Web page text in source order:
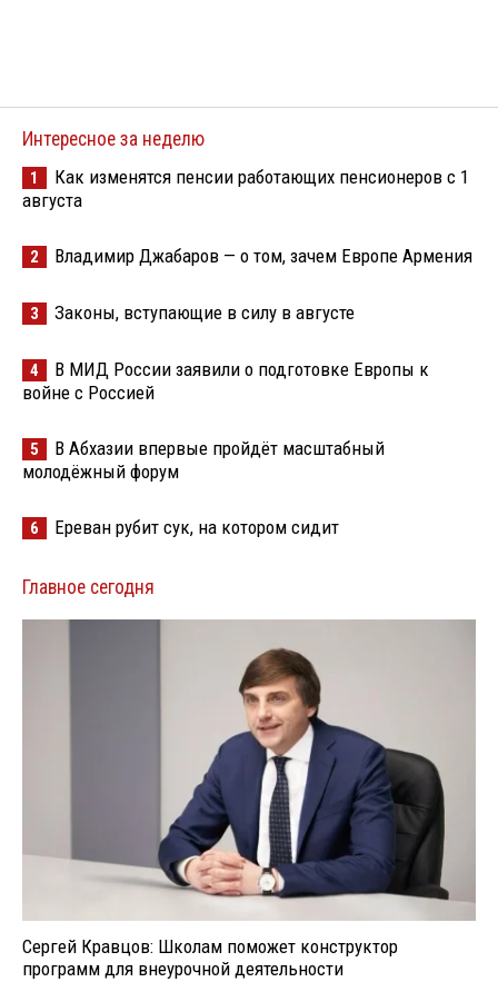
Интересное за неделю
1
Как изменятся пенсии работающих пенсионеров с 1
августа
2 Владимир Джабаров — о том, зачем Европе Армения
3 Законы, вступающие в силу в августе
4
В МИД России заявили о подготовке Европы к
войне с Россией
5
В Абхазии впервые пройдёт масштабный
молодёжный форум
6 Ереван рубит сук, на котором сидит
Главное сегодня
Сергей Кравцов: Школам поможет конструктор
программ для внеурочной деятельности